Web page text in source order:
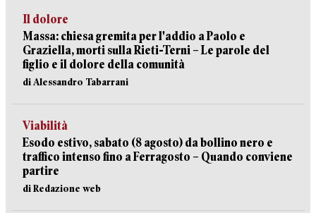
Il dolore
Massa: chiesa gremita per l'addio a Paolo e
Graziella, morti sulla Rieti-Terni – Le parole del
figlio e il dolore della comunità
di Alessandro Tabarrani
Viabilità
Esodo estivo, sabato (8 agosto) da bollino nero e
traffico intenso fino a Ferragosto – Quando conviene
partire
di Redazione web